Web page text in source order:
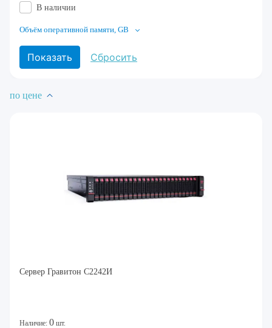
В наличии
Объём оперативной памяти, GB
по цене
Сервер Гравитон С2242И
Наличие: 0 шт.